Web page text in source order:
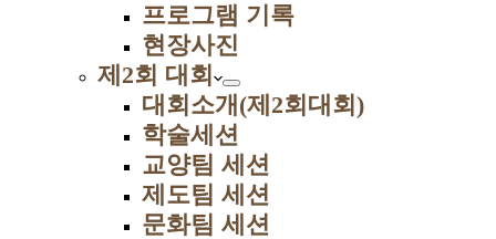
프로그램 기록
현장사진
제2회 대회
대회소개(제2회대회)
학술세션
교양팀 세션
제도팀 세션
문화팀 세션